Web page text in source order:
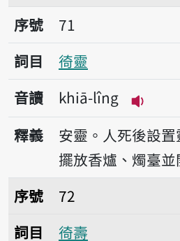
序號71徛靈
序號
71
詞目
徛靈
音讀
khiā-lîng
播放
釋義
安靈。人死後設置
擺放香爐、燭臺並
序號72徛壽
序號
72
詞目
徛壽